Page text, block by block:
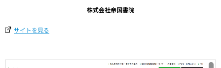
株式会社帝国書院
サイトを見る